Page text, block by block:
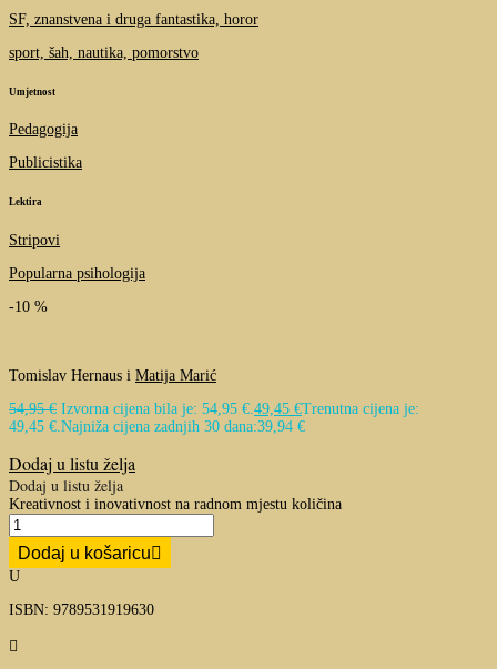
SF, znanstvena i druga fantastika, horor
sport, šah, nautika, pomorstvo
Umjetnost
Pedagogija
Publicistika
Lektira
Stripovi
Popularna psihologija
-10 %
Tomislav Hernaus i Matija Marić
54,95€ Izvorna cijena bila je: 54,95 €.49,45 €Trenutna cijena je:
49,45 €.Najniža cijena zadnjih 30 dana:39,94 €
Dodaj u listu želja
Dodaj u listu želja
Kreativnost i inovativnost na radnom mjestu količina
Dodaj u košaricu
U
ISBN: 9789531919630
